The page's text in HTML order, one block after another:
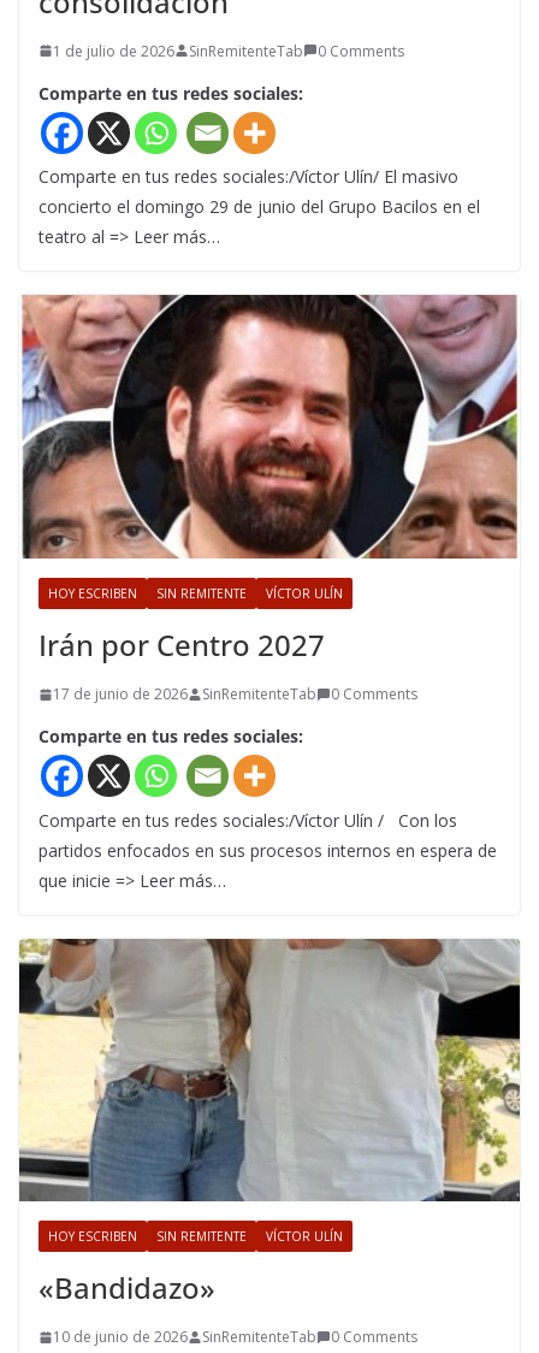
1 de julio de 2026 SinRemitenteTab 0 Comments
Comparte en tus redes sociales:
Comparte en tus redes sociales:/Víctor Ulín/ El masivo
concierto el domingo 29 de junio del Grupo Bacilos en el
teatro al => Leer más…
HOY ESCRIBEN SIN REMITENTE VÍCTOR ULÍN
Irán por Centro 2027
17 de junio de 2026 SinRemitenteTab 0 Comments
Comparte en tus redes sociales:
Comparte en tus redes sociales:/Víctor Ulín / Con los
partidos enfocados en sus procesos internos en espera de
que inicie => Leer más…
HOY ESCRIBEN SIN REMITENTE VÍCTOR ULÍN
«Bandidazo»
10 de junio de 2026 SinRemitenteTab 0 Comments